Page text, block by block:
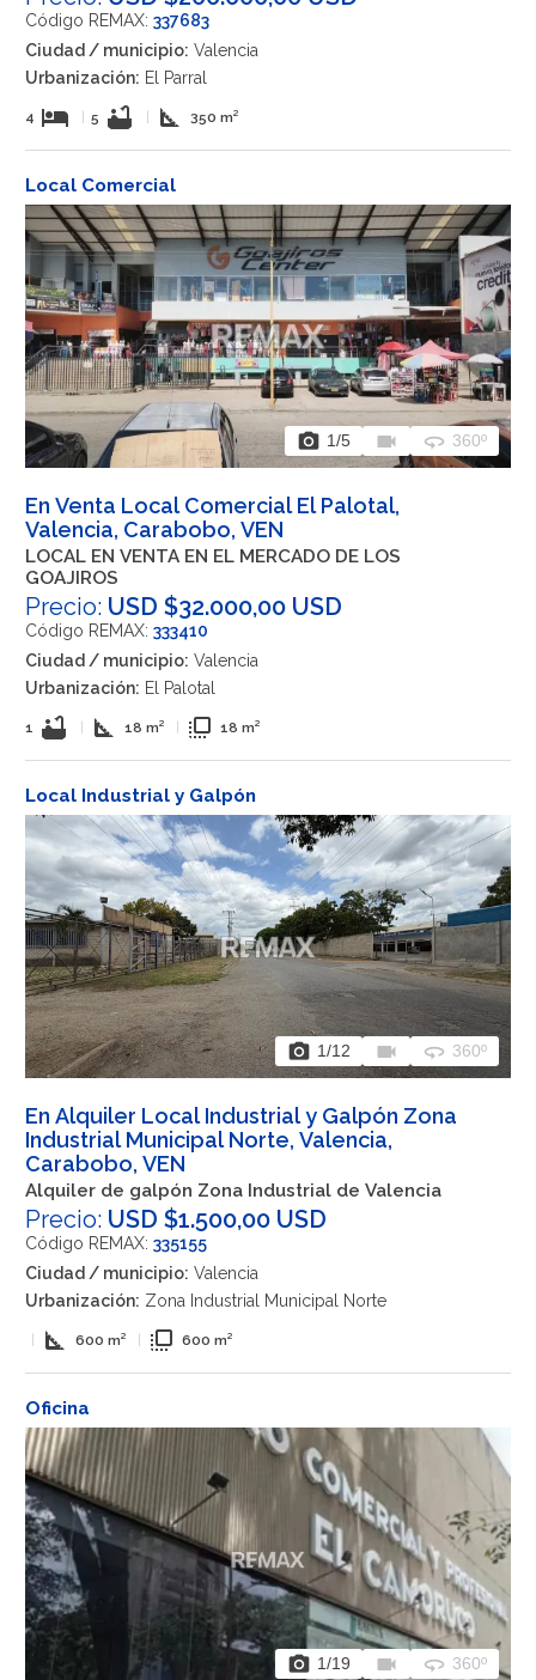
Código REMAX: 337683
Ciudad / municipio: Valencia
Urbanización: El Parral
4 hotel 5 bathtub square_foot 350 m²
Local Comercial
photo_camera 1/5 videocam 360 360º
En Venta Local Comercial El Palotal,
Valencia, Carabobo, VEN
LOCAL EN VENTA EN EL MERCADO DE LOS
GOAJIROS
Precio: USD $32.000,00 USD
Código REMAX: 333410
Ciudad / municipio: Valencia
Urbanización: El Palotal
1 bathtub square_foot 18 m² flip_to_front 18 m²
Local Industrial y Galpón
photo_camera 1/12 videocam 360 360º
En Alquiler Local Industrial y Galpón Zona
Industrial Municipal Norte, Valencia,
Carabobo, VEN
Alquiler de galpón Zona Industrial de Valencia
Precio: USD $1.500,00 USD
Código REMAX: 335155
Ciudad / municipio: Valencia
Urbanización: Zona Industrial Municipal Norte
square_foot 600 m² flip_to_front 600 m²
Oficina
photo_camera 1/19 videocam 360 360º